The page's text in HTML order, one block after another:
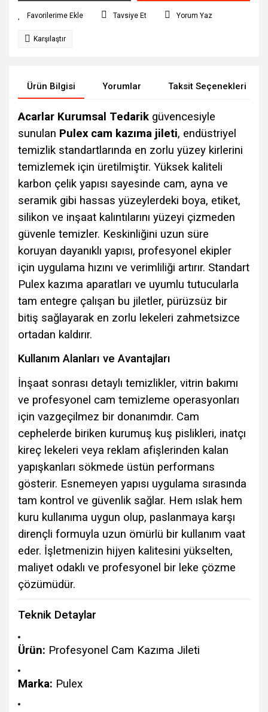
Tavsiye Et Yorum Yaz
Karşılaştır
Ürün Bilgisi Yorumlar Taksit Seçenekleri
Acarlar Kurumsal Tedarik güvencesiyle
sunulan Pulex cam kazıma jileti, endüstriyel
temizlik standartlarında en zorlu yüzey kirlerini
temizlemek için üretilmiştir. Yüksek kaliteli
karbon çelik yapısı sayesinde cam, ayna ve
seramik gibi hassas yüzeylerdeki boya, etiket,
silikon ve inşaat kalıntılarını yüzeyi çizmeden
güvenle temizler. Keskinliğini uzun süre
koruyan dayanıklı yapısı, profesyonel ekipler
için uygulama hızını ve verimliliği artırır. Standart
Pulex kazıma aparatları ve uyumlu tutucularla
tam entegre çalışan bu jiletler, pürüzsüz bir
bitiş sağlayarak en zorlu lekeleri zahmetsizce
ortadan kaldırır.
Kullanım Alanları ve Avantajları
İnşaat sonrası detaylı temizlikler, vitrin bakımı
ve profesyonel cam temizleme operasyonları
için vazgeçilmez bir donanımdır. Cam
cephelerde biriken kurumuş kuş pislikleri, inatçı
kireç lekeleri veya reklam afişlerinden kalan
yapışkanları sökmede üstün performans
gösterir. Esnemeyen yapısı uygulama sırasında
tam kontrol ve güvenlik sağlar. Hem ıslak hem
kuru kullanıma uygun olup, paslanmaya karşı
dirençli formuyla uzun ömürlü bir kullanım vaat
eder. İşletmenizin hijyen kalitesini yükselten,
maliyet odaklı ve profesyonel bir leke çözme
çözümüdür.
Teknik Detaylar
Ürün: Profesyonel Cam Kazıma Jileti
Marka: Pulex